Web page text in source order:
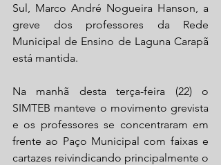
Sul, Marco André Nogueira Hanson, a
greve dos professores da Rede
Municipal de Ensino de Laguna Carapã
está mantida.
Na manhã desta terça-feira (22) o
SIMTEB manteve o movimento grevista
e os professores se concentraram em
frente ao Paço Municipal com faixas e
cartazes reivindicando principalmente o